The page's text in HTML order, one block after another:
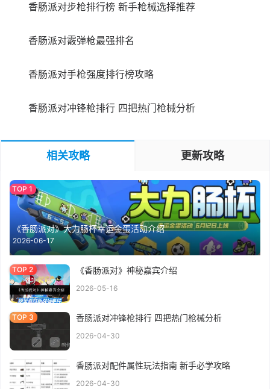
香肠派对步枪排行榜 新手枪械选择推荐
香肠派对霰弹枪最强排名
香肠派对手枪强度排行榜攻略
香肠派对冲锋枪排行 四把热门枪械分析
相关攻略 更新攻略
《香肠派对》大力肠杯幸运金蛋活动介绍
2026-06-17
《香肠派对》神秘嘉宾介绍
2026-05-16
香肠派对冲锋枪排行 四把热门枪械分析
2026-04-30
香肠派对配件属性玩法指南 新手必学攻略
2026-04-30